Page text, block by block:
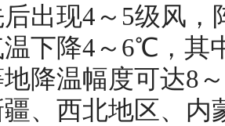
出现4～5级风，
下降4～6℃，其
地降温幅度可达8
、西北地区、内